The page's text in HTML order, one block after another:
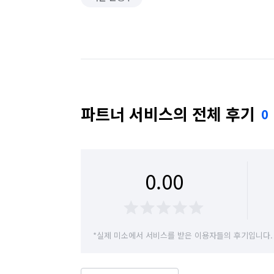
파트너 서비스의 전체 후기 0
0.00
*실제 미소에서 서비스를 받은 이용자들의 후기입니다.